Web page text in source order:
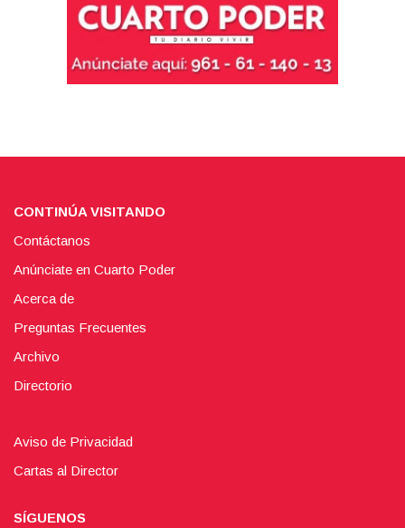
CONTINÚA VISITANDO
Contáctanos
Anúnciate en Cuarto Poder
Acerca de
Preguntas Frecuentes
Archivo
Directorio
Aviso de Privacidad
Cartas al Director
SÍGUENOS